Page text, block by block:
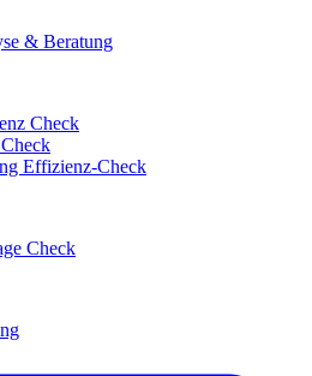
& Beratung
Check
Effizienz-Check
Check